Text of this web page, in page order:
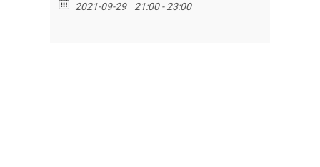
2021-09-29 21:00 - 23:00